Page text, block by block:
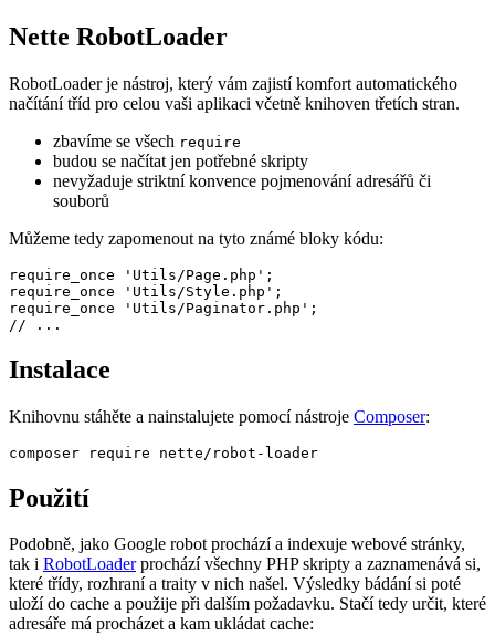
Nette RobotLoader
RobotLoader je nástroj, který vám zajistí komfort automatického
načítání tříd pro celou vaši aplikaci včetně knihoven třetích stran.
zbavíme se všech require
budou se načítat jen potřebné skripty
nevyžaduje striktní konvence pojmenování adresářů či
souborů
Můžeme tedy zapomenout na tyto známé bloky kódu:
require_once 'Utils/Page.php';
require_once 'Utils/Style.php';
require_once 'Utils/Paginator.php';
Instalace
Knihovnu stáhěte a nainstalujete pomocí nástroje Composer:
Použití
Podobně, jako Google robot prochází a indexuje webové stránky,
tak i RobotLoaderprochází všechny PHP skripty a zaznamenává si,
které třídy, rozhraní a traity v nich našel. Výsledky bádání si poté
uloží do cache a použije při dalším požadavku. Stačí tedy určit, které
adresáře má procházet a kam ukládat cache: